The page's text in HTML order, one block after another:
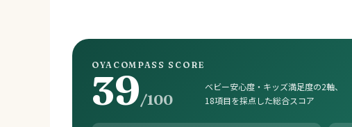
OYACOMPASS SCORE
39/100
ベビー安心度・キッズ満足度の2軸、
18項目を採点した総合スコア